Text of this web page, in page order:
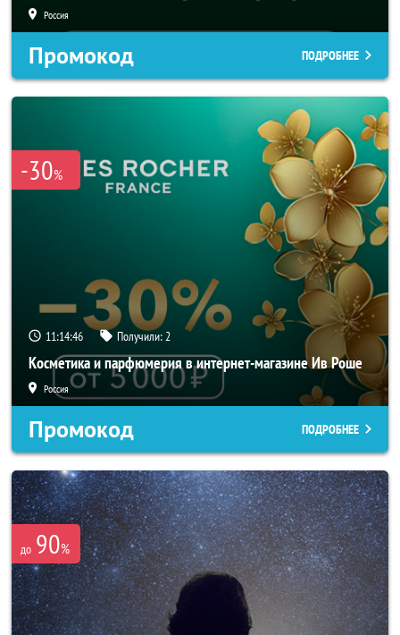
Россия
Промокод ПОДРОБНЕЕ
-30%
11:14:46 Получили:2
Косметика и парфюмерия в интернет-магазине Ив Роше
Россия
Промокод ПОДРОБНЕЕ
до 90%